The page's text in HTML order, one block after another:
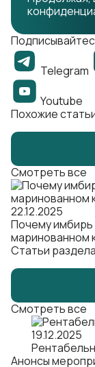
Telegram
Youtube
Похожие
Смотреть все
22.12.2025
Почему имбирь
маринованном
Статьи раздела
Смотреть все
19.12.2025
Анонсы